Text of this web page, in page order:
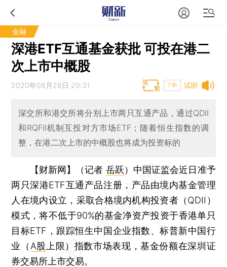
金融
深港ETF互通基金获批 可投在港二
次上市中概股
试听
2020年08月28日 20:31 T中
深交所和港交所将分别上市两只互通产品，通过QDII
和RQFII机制互投对方市场ETF；随着恒生指数的调
整，在港二次上市的中概股也将成为投资标的
【财新网】（记者 岳跃） 中国证监会近日准予
两只深港ETF互通产品注册，产品由境内基金管理
人在境内设立，采取合格境内机构投资者（QDII）
模式，将不低于90%的基金净资产投资于香港单只
目标ETF，跟踪恒生中国企业指数、标普新中国行
业（ A股 上限）指数市场表现，基金份额在深圳证
券交易所上市交易。